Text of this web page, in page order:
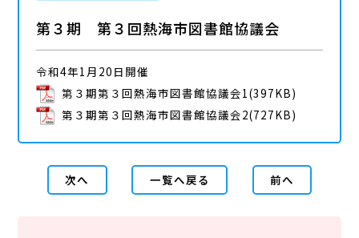
第３期 第３回熱海市図書館協議会
令和4年1月20日開催
第３期第３回熱海市図書館協議会1(397KB)
第３期第３回熱海市図書館協議会2(727KB)
次へ 一覧へ戻る 前へ